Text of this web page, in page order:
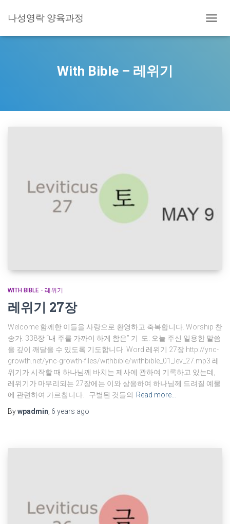
나성영락 양육과정
With Bible – 레위기
WITH BIBLE - 레위기
레위기 27장
Welcome 함께한 이들을 사랑으로 환영하고 축복합니다. Worship 찬
송가: 338장 “내 주를 가까이 하게 함은” 기 도: 오늘 주신 일용한 말씀
을 깊이 깨달을 수 있도록 기도합니다. Word 레위기 27장 http://ync-
growth.net/ync-growth-files/withbible/withbible_01_lev_27.mp3 레
위기가 시작할 때 하나님께 바치는 제사에 관하여 기록하고 있는데,
레위기가 마무리되는 27장에는 이와 상응하여 하나님께 드려질 예물
에 관련하여 가르칩니다. 구별된 것들의 Read more…
Bywpadmin 6 years ago